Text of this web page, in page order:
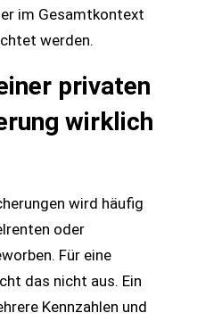
im Gesamtkontext
werden.
privaten
wirklich
wird häufig
oder
Für eine
das nicht aus. Ein
Kennzahlen und